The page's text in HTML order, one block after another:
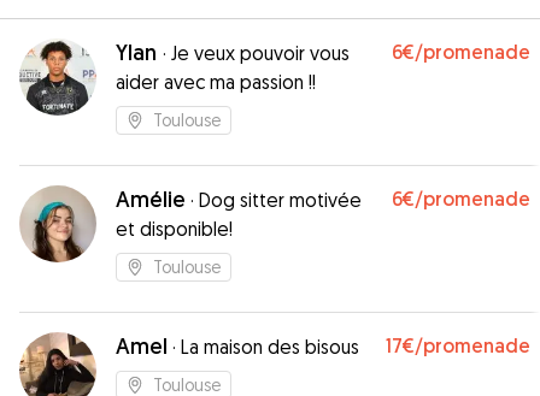
Ylan · Je veux pouvoir vous
aider avec ma passion !!
6€/promenade
Toulouse
Amélie · Dog sitter motivée
et disponible!
6€/promenade
Toulouse
Amel · La maison des bisous 17€/promenade
Toulouse